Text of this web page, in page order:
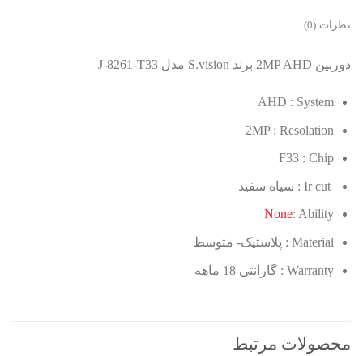
نظرات (0)
دوربین 2MP AHD برند S.vision مدل J-8261-T33
AHD : System
2MP :Resolation
F33 :Chip
None: Ability
Material : پلاستیک- متوسط
Warranty : گارانتی 18 ماهه
محصولات مرتبط